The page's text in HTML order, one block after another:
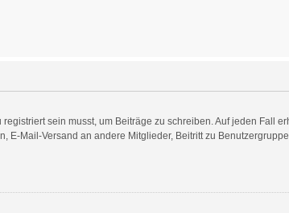
sein musst, um Beiträge zu schreiben. Auf jeden Fall
Mail-Versand an andere Mitglieder, Beitritt zu